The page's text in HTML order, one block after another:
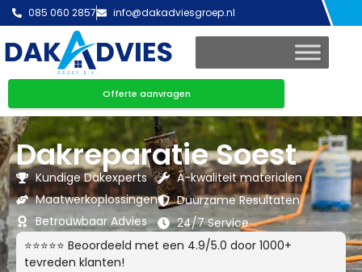
085 060 2857 info@dakadviesgroep.nl
Offerte aanvragen
Dakreparatie Soest
Kundige Dakexperts
Maatwerkoplossingen
Betrouwbaar Advies
A-kwaliteit materialen
Duurzame Resultaten
24/7 Service
⭐⭐⭐⭐⭐ Beoordeeld met een 4.9/5.0 door 1000+
tevreden klanten!